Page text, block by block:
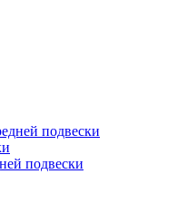
подвески
подвески